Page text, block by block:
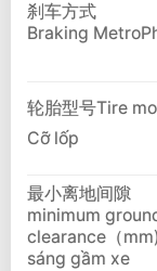
刹车方式
Braking
轮胎型号Tire
Cỡ lốp
最小离地间隙
minimum
clearance（
sáng gầm xe